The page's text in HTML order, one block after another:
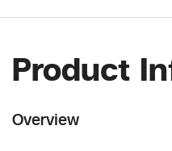
Product
Overview